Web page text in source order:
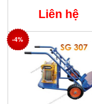
Liên hệ
-4%